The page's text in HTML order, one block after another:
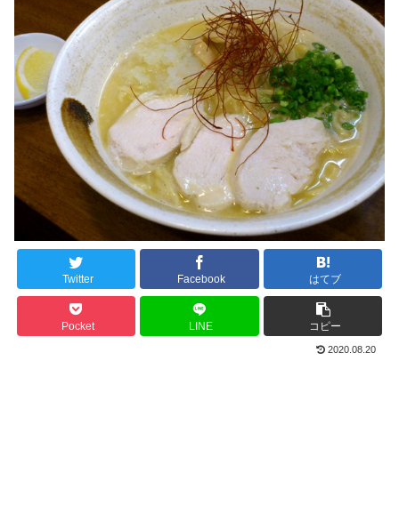
Twitter Facebook はてブ
Pocket LINE コピー
2020.08.20